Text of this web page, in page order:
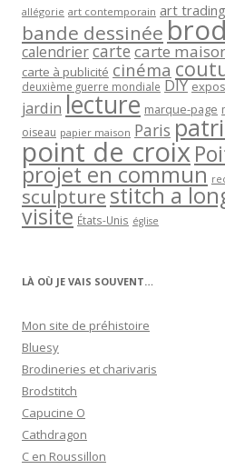
allégorie art contemporain art
bande dessinée
calendriercartecarte
carte à publicité cinéma
deuxième guerre mondiale DIY
jardin lecture marque-page
oiseau papier maison Paris
point de croix
projet en commun
sculpturestitch a
visite États-Unis église
LÀ OÙ JE VAIS SOUVENT…
Mon site de préhistoire
Bluesy
Brodineries et charivaris
Brodstitch
Capucine O
Cathdragon
C en Roussillon